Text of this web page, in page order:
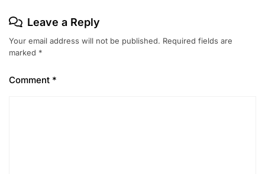
Leave a Reply
Your email address will not be published. Required fields are
marked *
Comment *